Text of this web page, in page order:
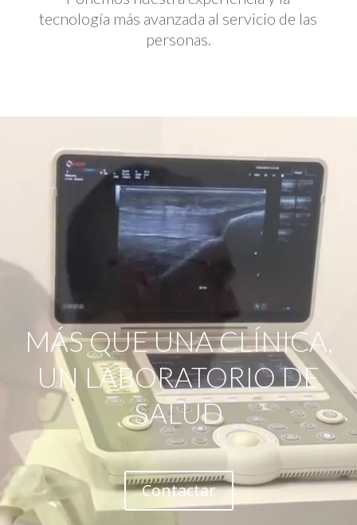
tecnología más avanzada al servicio de las
personas.
MÁS QUE UNA CLÍNICA,
UN LABORATORIO DE
SALUD
Contactar